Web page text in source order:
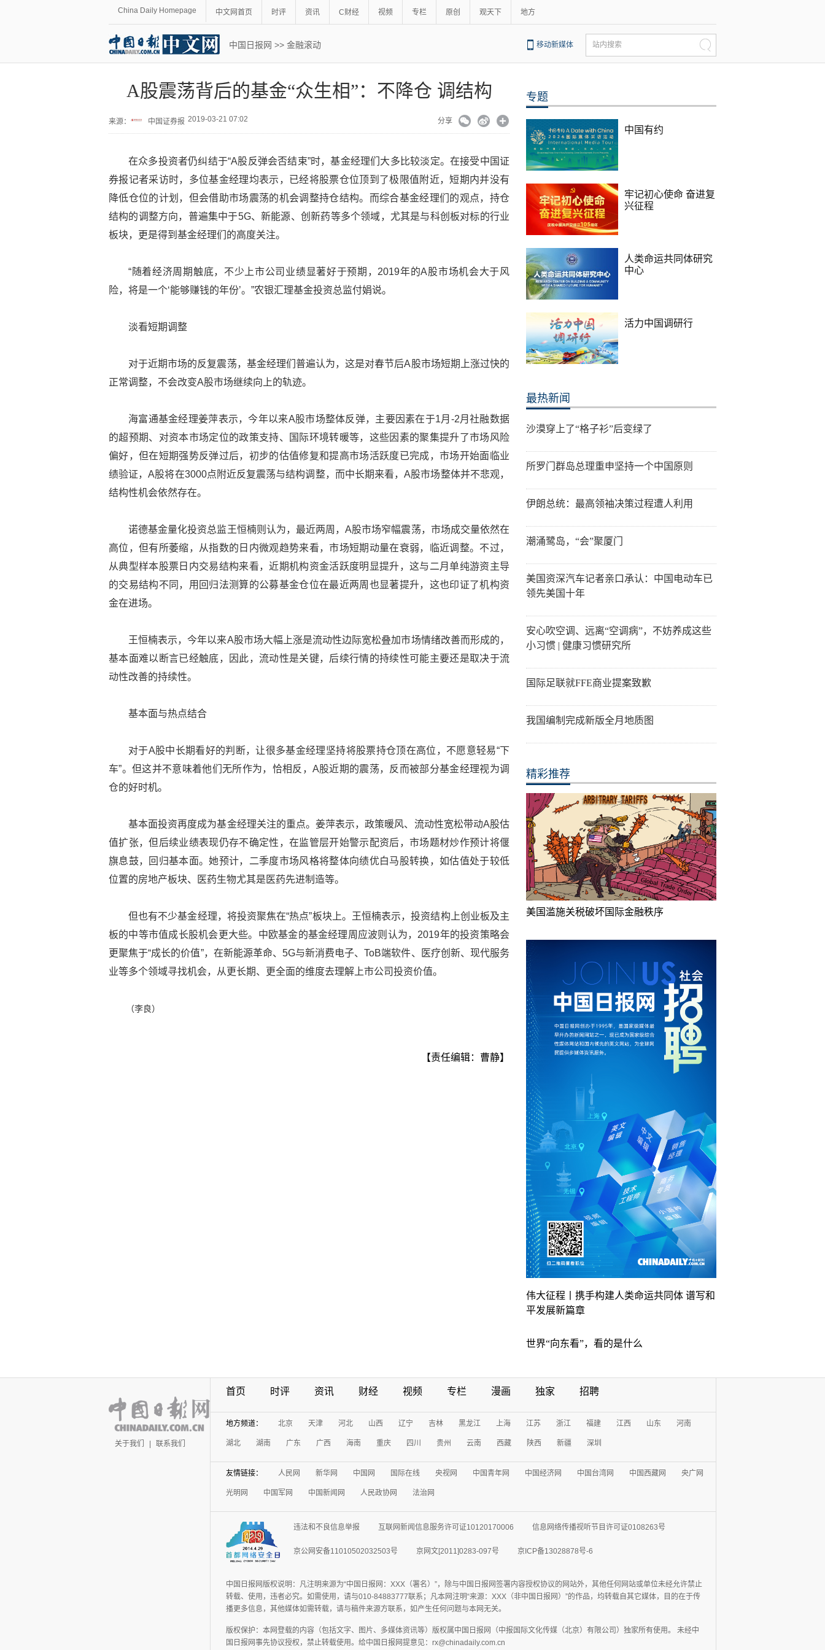
China Daily Homepage 中文网首页 时评 资讯 C财经 视频 专栏 原创 观天下 地方
中国日报网 >> 金融滚动 移动新媒体 站内搜索
A股震荡背后的基金“众生相”：不降仓 调结构
来源： 中国证券报 2019-03-21 07:02 分享
在众多投资者仍纠结于“A股反弹会否结束”时，基金经理们大多比较淡定。在接受中国证
券报记者采访时，多位基金经理均表示，已经将股票仓位顶到了极限值附近，短期内并没有
降低仓位的计划，但会借助市场震荡的机会调整持仓结构。而综合基金经理们的观点，持仓
结构的调整方向，普遍集中于5G、新能源、创新药等多个领域，尤其是与科创板对标的行业
板块，更是得到基金经理们的高度关注。
“随着经济周期触底，不少上市公司业绩显著好于预期，2019年的A股市场机会大于风
险，将是一个‘能够赚钱的年份’。”农银汇理基金投资总监付娟说。
淡看短期调整
对于近期市场的反复震荡，基金经理们普遍认为，这是对春节后A股市场短期上涨过快的
正常调整，不会改变A股市场继续向上的轨迹。
海富通基金经理姜萍表示，今年以来A股市场整体反弹，主要因素在于1月-2月社融数据
的超预期、对资本市场定位的政策支持、国际环境转暖等，这些因素的聚集提升了市场风险
偏好，但在短期强势反弹过后，初步的估值修复和提高市场活跃度已完成，市场开始面临业
绩验证，A股将在3000点附近反复震荡与结构调整，而中长期来看，A股市场整体并不悲观，
结构性机会依然存在。
诺德基金量化投资总监王恒楠则认为，最近两周，A股市场窄幅震荡，市场成交量依然在
高位，但有所萎缩，从指数的日内微观趋势来看，市场短期动量在衰弱，临近调整。不过，
从典型样本股票日内交易结构来看，近期机构资金活跃度明显提升，这与二月单纯游资主导
的交易结构不同，用回归法测算的公募基金仓位在最近两周也显著提升，这也印证了机构资
金在进场。
王恒楠表示，今年以来A股市场大幅上涨是流动性边际宽松叠加市场情绪改善而形成的，
基本面难以断言已经触底，因此，流动性是关键，后续行情的持续性可能主要还是取决于流
动性改善的持续性。
基本面与热点结合
对于A股中长期看好的判断，让很多基金经理坚持将股票持仓顶在高位，不愿意轻易“下
车”。但这并不意味着他们无所作为，恰相反，A股近期的震荡，反而被部分基金经理视为调
仓的好时机。
基本面投资再度成为基金经理关注的重点。姜萍表示，政策暖风、流动性宽松带动A股估
值扩张，但后续业绩表现仍存不确定性，在监管层开始警示配资后，市场题材炒作预计将偃
旗息鼓，回归基本面。她预计，二季度市场风格将整体向绩优白马股转换，如估值处于较低
位置的房地产板块、医药生物尤其是医药先进制造等。
但也有不少基金经理，将投资聚焦在“热点”板块上。王恒楠表示，投资结构上创业板及主
板的中等市值成长股机会更大些。中欧基金的基金经理周应波则认为，2019年的投资策略会
更聚焦于“成长的价值”，在新能源革命、5G与新消费电子、ToB端软件、医疗创新、现代服务
业等多个领域寻找机会，从更长期、更全面的维度去理解上市公司投资价值。
（李良）
【责任编辑：曹静】
专题
中国有约
牢记初心使命 奋进复
兴征程
人类命运共同体研究
中心
活力中国调研行
最热新闻
沙漠穿上了“格子衫”后变绿了
所罗门群岛总理重申坚持一个中国原则
伊朗总统：最高领袖决策过程遭人利用
潮涌鹭岛，“会”聚厦门
美国资深汽车记者亲口承认：中国电动车已
领先美国十年
安心吹空调、远离“空调病”，不妨养成这些
小习惯 | 健康习惯研究所
国际足联就FFE商业提案致歉
我国编制完成新版全月地质图
精彩推荐
美国滥施关税破坏国际金融秩序
伟大征程丨携手构建人类命运共同体 谱写和
平发展新篇章
世界“向东看”，看的是什么
关于我们 联系我们
首页 时评 资讯 财经 视频 专栏 漫画 独家 招聘
地方频道： 北京 天津 河北 山西 辽宁 吉林 黑龙江 上海 江苏 浙江 福建 江西 山东 河南
湖北 湖南 广东 广西 海南 重庆 四川 贵州 云南 西藏 陕西 新疆 深圳
友情链接： 人民网 新华网 中国网 国际在线 央视网 中国青年网 中国经济网 中国台湾网 中国西藏网 央广网
光明网 中国军网 中国新闻网 人民政协网 法治网
违法和不良信息举报 互联网新闻信息服务许可证10120170006 信息网络传播视听节目许可证0108263号
京公网安备11010502032503号 京网文[2011]0283-097号 京ICP备13028878号-6
中国日报网版权说明：凡注明来源为“中国日报网：XXX（署名）”，除与中国日报网签署内容授权协议的网站外，其他任何网站或单位未经允许禁止
转载、使用，违者必究。如需使用，请与010-84883777联系；凡本网注明“来源：XXX（非中国日报网）”的作品，均转载自其它媒体，目的在于传
播更多信息，其他媒体如需转载，请与稿件来源方联系，如产生任何问题与本网无关。
版权保护：本网登载的内容（包括文字、图片、多媒体资讯等）版权属中国日报网（中报国际文化传媒（北京）有限公司）独家所有使用。 未经中
国日报网事先协议授权，禁止转载使用。给中国日报网提意见：rx@chinadaily.com.cn